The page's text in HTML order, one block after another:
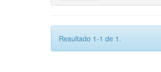
Resultado 1-1 de 1.